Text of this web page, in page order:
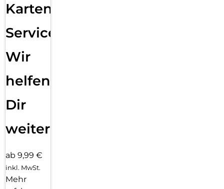
Karten
Service:
Wir
helfen
Dir
weiter
ab 9,99 €
inkl. MwSt.
Mehr